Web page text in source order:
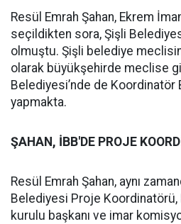
Resül Emrah Şahan, Ekrem
seçildikten sora, Şişli
olmuştu. Şişli belediye
olarak büyükşehirde meclise
Belediyesi’nde de Koordinatör
yapmakta.
ŞAHAN, İBB'DE PROJE
Resül Emrah Şahan, aynı
Belediyesi Proje Koordinatörü,
kurulu başkanı ve imar